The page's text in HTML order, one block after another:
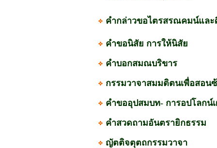
คำกล่าวขอไตรสรณคมน์และ
คำขอนิสัย การให้นิสัย
คำบอกสมณบริขาร
กรรมวาจาสมมติตนเพื่อสอน
คำขออุปสมบท- การอปโลกน์
คำสวดถามอันตรายิกธรรม
ญัตติจตุตถกรรมวาจา